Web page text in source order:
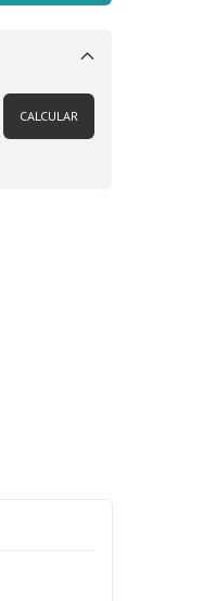
Alterar CEP
CALCULAR